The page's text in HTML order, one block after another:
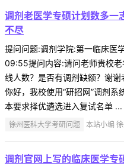
调剂老医学专硕计划数多一
不尽
提问问题:调剂学院:第一临床
09:55提问内容:请问老师贵校
线人数？是否有调剂缺额？谢谢
你好，我校使用“研招网”调剂
本要求择优遴选进入复试名单 ...
徐州医科大学考研问题 本站小编
调剂官网上写的临床医学专